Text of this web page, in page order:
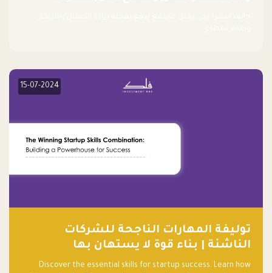
15-07-2024
توليفة المهارات الناجحة للشركات
الناشئة | بناء قوة لا يستهان بها
Discover the essential skills for startup success. Learn how